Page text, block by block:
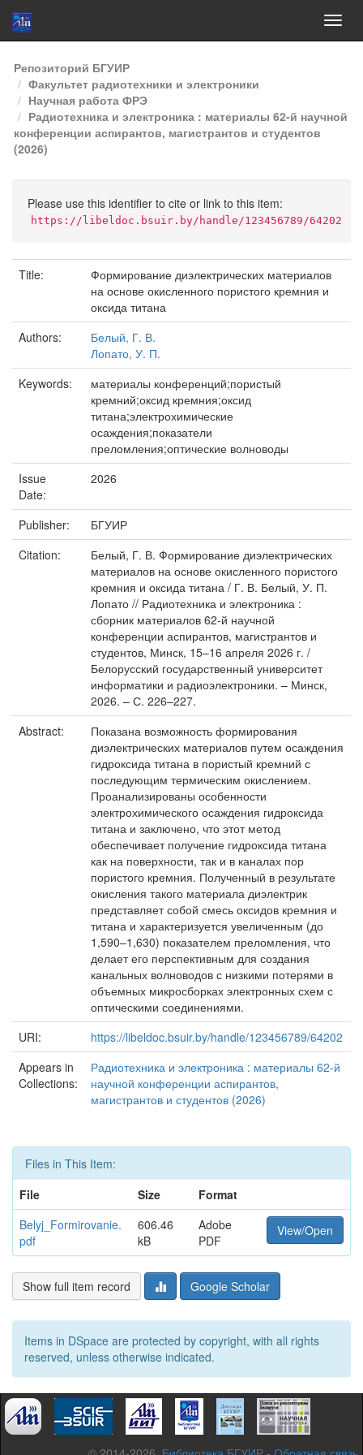
Skip
navigation
Репозиторий БГУИР
Факультет радиотехники и электроники
Научная работа ФРЭ
Радиотехника и электроника : материалы 62-й научной
конференции аспирантов, магистрантов и студентов
(2026)
Please use this identifier to cite or link to this item:
https://libeldoc.bsuir.by/handle/123456789/64202
Title:
Формирование диэлектрических материалов
на основе окисленного пористого кремния и
оксида титана
Authors:
Белый, Г. В.
Лопато, У. П.
Keywords:
материалы конференций;пористый
кремний;оксид кремния;оксид
титана;электрохимические
осаждения;показатели
преломления;оптические волноводы
Issue
Date:
2026
Publisher:
БГУИР
Citation:
Белый, Г. В. Формирование диэлектрических
материалов на основе окисленного пористого
кремния и оксида титана / Г. В. Белый, У. П.
Лопато // Радиотехника и электроника :
сборник материалов 62-й научной
конференции аспирантов, магистрантов и
студентов, Минск, 15–16 апреля 2026 г. /
Белорусский государственный университет
информатики и радиоэлектроники. – Минск,
2026. – С. 226–227.
Abstract:
Показана возможность формирования
диэлектрических материалов путем осаждения
гидроксида титана в пористый кремний с
последующим термическим окислением.
Проанализированы особенности
электрохимического осаждения гидроксида
титана и заключено, что этот метод
обеспечивает получение гидроксида титана
как на поверхности, так и в каналах пор
пористого кремния. Полученный в результате
окисления такого материала диэлектрик
представляет собой смесь оксидов кремния и
титана и характеризуется увеличенным (до
1,590–1,630) показателем преломления, что
делает его перспективным для создания
канальных волноводов с низкими потерями в
объемных микросборках электронных схем с
оптическими соединениями.
URI:
https://libeldoc.bsuir.by/handle/123456789/64202
Appears in
Collections:
Радиотехника и электроника : материалы 62-й
научной конференции аспирантов,
магистрантов и студентов (2026)
Files in This Item:
File
Size
Format
Belyj_Formirovanie.
pdf
606.46
kB
Adobe
PDF
View/Open
Show full item record Google Scholar
Items in DSpace are protected by copyright, with all rights
reserved, unless otherwise indicated.